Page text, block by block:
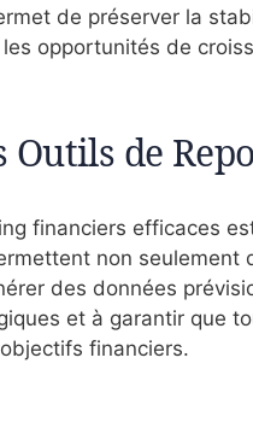
de préserver la
opportunités de
Outils de
financiers efficaces
non seulement
des données
et à garantir que
financiers.